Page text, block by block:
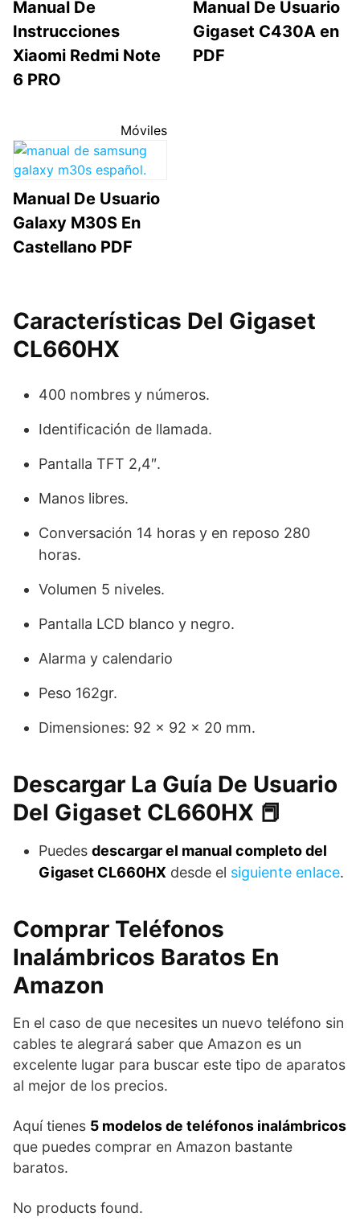
Manual De
Instrucciones
Xiaomi Redmi Note
6 PRO
Manual De Usuario
Gigaset C430A en
PDF
Móviles
Manual De Usuario
Galaxy M30S En
Castellano PDF
Características Del Gigaset
CL660HX
400 nombres y números.
Identificación de llamada.
Pantalla TFT 2,4″.
Manos libres.
Conversación 14 horas y en reposo 280
horas.
Volumen 5 niveles.
Pantalla LCD blanco y negro.
Alarma y calendario
Peso 162gr.
Dimensiones: 92 x 92 x 20 mm.
Descargar La Guía De Usuario
Del Gigaset CL660HX 📕
Puedes descargar el manual completo del
Gigaset CL660HX desde el siguiente enlace.
Comprar Teléfonos
Inalámbricos Baratos En
Amazon
En el caso de que necesites un nuevo teléfono sin
cables te alegrará saber que Amazon es un
excelente lugar para buscar este tipo de aparatos
al mejor de los precios.
Aquí tienes 5 modelos de teléfonos inalámbricos
que puedes comprar en Amazon bastante
baratos.
No products found.